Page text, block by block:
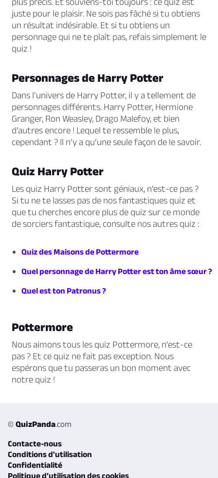
juste pour le plaisir. Ne sois pas fâché si tu obtiens
un résultat indésirable. Et si tu obtiens un
personnage qui ne te plaît pas, refais simplement le
quiz !
Personnages de Harry Potter
Dans l’univers de Harry Potter, il y a tellement de
personnages différents. Harry Potter, Hermione
Granger, Ron Weasley, Drago Malefoy, et bien
d’autres encore ! Lequel te ressemble le plus,
cependant ? Il n’y a qu’une seule façon de le savoir.
Quiz Harry Potter
Les quiz Harry Potter sont géniaux, n’est-ce pas ?
Si tu ne te lasses pas de nos fantastiques quiz et
que tu cherches encore plus de quiz sur ce monde
de sorciers fantastique, consulte nos autres quiz :
Quiz des Maisons de Pottermore
Quel personnage de Harry Potter est ton âme sœur ?
Quel est ton Patronus ?
Pottermore
Nous aimons tous les quiz Pottermore, n’est-ce
pas ? Et ce quiz ne fait pas exception. Nous
espérons que tu passeras un bon moment avec
notre quiz !
© QuizPanda.com
Contacte-nous
Conditions d'utilisation
Confidentialité
Politique d’utilisation des cookies